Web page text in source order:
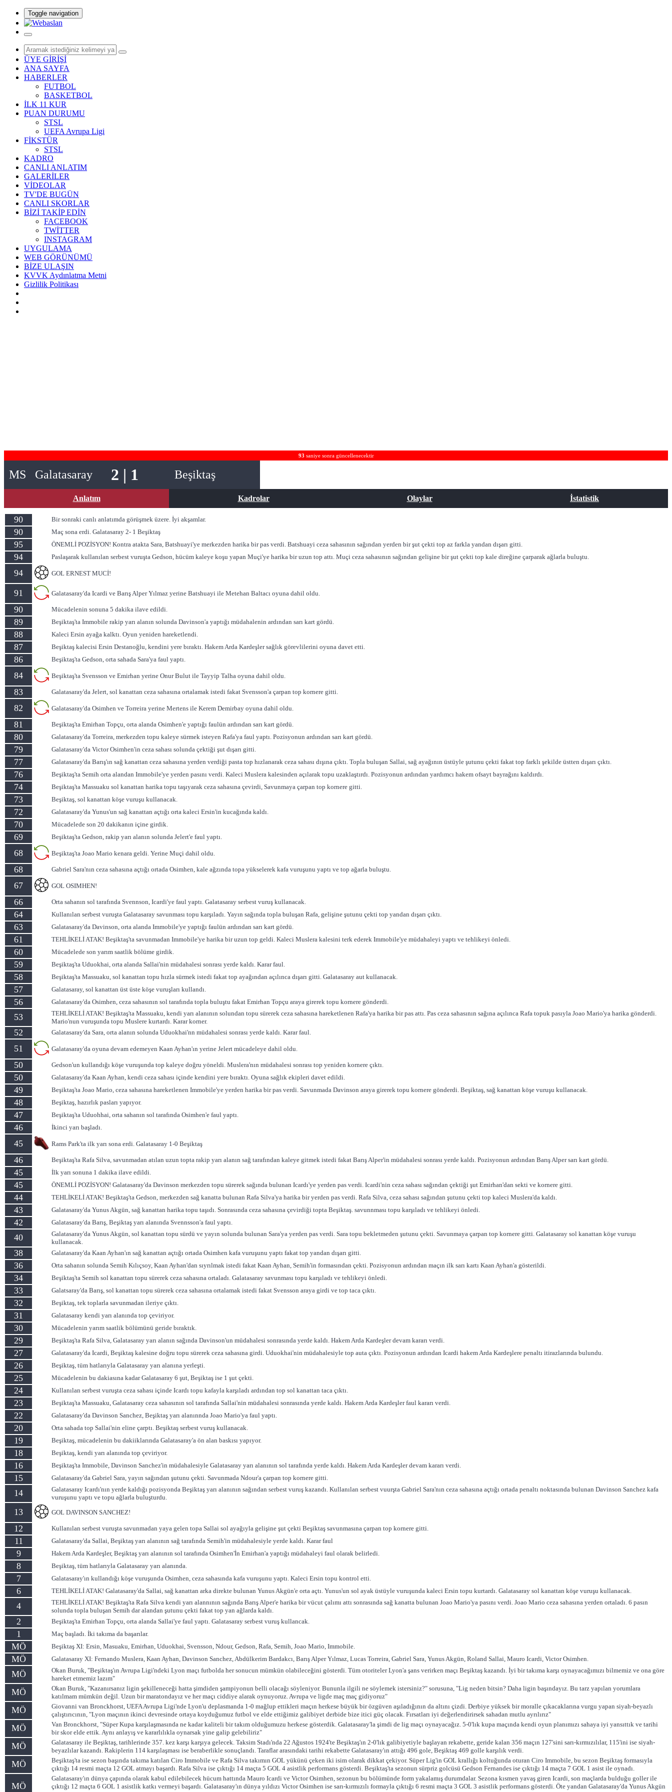
Toggle navigation
ÜYE GİRİŞİ
ANA SAYFA
HABERLER
FUTBOL
BASKETBOL
İLK 11 KUR
PUAN DURUMU
STSL
UEFA Avrupa Ligi
FİKSTÜR
STSL
KADRO
CANLI ANLATIM
GALERİLER
VİDEOLAR
TV'DE BUGÜN
CANLI SKORLAR
BİZİ TAKİP EDİN
FACEBOOK
TWİTTER
INSTAGRAM
UYGULAMA
WEB GÖRÜNÜMÜ
BİZE ULAŞIN
KVVK Aydınlatma Metni
Gizlilik Politikası
93 saniye sonra güncellenecektir
MS Galatasaray 2 | 1 Beşiktaş
Anlatım Kadrolar Olaylar İstatistik
90 Bir sonraki canlı anlatımda görüşmek üzere. İyi akşamlar.
90 Maç sona erdi. Galatasaray 2- 1 Beşiktaş
95 ÖNEMLİ POZİSYON! Kontra atakta Sara, Batshuayi'ye merkezden harika bir pas verdi. Batshuayi ceza sahasının sağından yerden bir şut çekti top az farkla yandan dışarı gitti.
94 Paslaşarak kullanılan serbest vuruşta Gedson, hücüm kaleye koşu yapan Muçi'ye harika bir uzun top attı. Muçi ceza sahasının sağından gelişine bir şut çekti top kale direğine çarparak ağlarla buluştu.
94 GOL ERNEST MUCİ!
91 Galatasaray'da Icardi ve Barış Alper Yılmaz yerine Batshuayi ile Metehan Baltacı oyuna dahil oldu.
90 Mücadelenin sonuna 5 dakika ilave edildi.
89 Beşiktaş'ta Immobile rakip yarı alanın solunda Davinson'a yaptığı müdahalenin ardından sarı kart gördü.
88 Kaleci Ersin ayağa kalktı. Oyun yeniden hareketlendi.
87 Beşiktaş kalecisi Ersin Destanoğlu, kendini yere bıraktı. Hakem Arda Kardeşler sağlık görevlilerini oyuna davet etti.
86 Beşiktaş'ta Gedson, orta sahada Sara'ya faul yaptı.
84 Beşiktaş'ta Svensson ve Emirhan yerine Onur Bulut ile Tayyip Talha oyuna dahil oldu.
83 Galatasaray'da Jelert, sol kanattan ceza sahasına ortalamak istedi fakat Svensson'a çarpan top kornere gitti.
82 Galatasaray'da Osimhen ve Torreira yerine Mertens ile Kerem Demirbay oyuna dahil oldu.
81 Beşiktaş'ta Emirhan Topçu, orta alanda Osimhen'e yaptığı faulün ardından sarı kart gördü.
80 Galatasaray'da Torreira, merkezden topu kaleye sürmek isteyen Rafa'ya faul yaptı. Pozisyonun ardından sarı kart gördü.
79 Galatasaray'da Victor Osimhen'in ceza sahası solunda çektiği şut dışarı gitti.
77 Galatasaray'da Barış'ın sağ kanattan ceza sahasına yerden verdiği pasta top hızlanarak ceza sahası dışına çıktı. Topla buluşan Sallai, sağ ayağının üstüyle şutunu çekti fakat top farklı şekilde üstten dışarı çıktı.
76 Beşiktaş'ta Semih orta alandan Immobile'ye yerden pasını verdi. Kaleci Muslera kalesinden açılarak topu uzaklaştırdı. Pozisyonun ardından yardımcı hakem ofsayt bayrağını kaldırdı.
74 Beşiktaş'ta Massuaku sol kanattan harika topu taşıyarak ceza sahasına çevirdi, Savunmaya çarpan top kornere gitti.
73 Beşiktaş, sol kanattan köşe vuruşu kullanacak.
72 Galatasaray'da Yunus'un sağ kanattan açtığı orta kaleci Ersin'in kucağında kaldı.
70 Mücadelede son 20 dakikanın içine girdik.
69 Beşiktaş'ta Gedson, rakip yarı alanın solunda Jelert'e faul yaptı.
68 Beşiktaş'ta Joao Mario kenara geldi. Yerine Muçi dahil oldu.
68 Gabriel Sara'nın ceza sahasına açtığı ortada Osimhen, kale ağzında topa yükselerek kafa vuruşunu yaptı ve top ağarla buluştu.
67 GOL OSIMHEN!
66 Orta sahanın sol tarafında Svennson, Icardi'ye faul yaptı. Galatasaray serbest vuruş kullanacak.
64 Kullanılan serbest vuruşta Galatasaray savunması topu karşıladı. Yayın sağında topla buluşan Rafa, gelişine şutunu çekti top yandan dışarı çıktı.
63 Galatasaray'da Davinson, orta alanda Immobile'ye yaptığı faulün ardından sarı kart gördü.
61 TEHLİKELİ ATAK! Beşiktaş'ta savunmadan Immobile'ye harika bir uzun top geldi. Kaleci Muslera kalesini terk ederek Immobile'ye müdahaleyi yaptı ve tehlikeyi önledi.
60 Mücadelede son yarım saatlik bölüme girdik.
59 Beşiktaş'ta Uduokhai, orta alanda Sallai'nin müdahalesi sonrası yerde kaldı. Karar faul.
58 Beşiktaş'ta Massuaku, sol kanattan topu hızla sürmek istedi fakat top ayağından açılınca dışarı gitti. Galatasaray aut kullanacak.
57 Galatasaray, sol kanattan üst üste köşe vuruşları kullandı.
56 Galatasaray'da Osimhen, ceza sahasının sol tarafında topla buluştu fakat Emirhan Topçu araya girerek topu kornere gönderdi.
53
TEHLİKELİ ATAK! Beşiktaş'ta Massuaku, kendi yarı alanının solundan topu sürerek ceza sahasına hareketlenen Rafa'ya harika bir pas attı. Pas ceza sahasının sağına açılınca Rafa topuk pasıyla Joao Mario'ya harika gönderdi.
Mario'nun vuruşunda topu Muslere kurtardı. Karar korner.
52 Galatasaray'da Sara, orta alanın solunda Uduokhai'nn müdahalesi sonrası yerde kaldı. Karar faul.
51 Galatasaray'da oyuna devam edemeyen Kaan Ayhan'ın yerine Jelert mücadeleye dahil oldu.
50 Gedson'un kullandığı köşe vuruşunda top kaleye doğru yöneldi. Muslera'nın müdahalesi sonrası top yeniden kornere çıktı.
50 Galatasaray'da Kaan Ayhan, kendi ceza sahası içinde kendini yere bıraktı. Oyuna sağlık ekipleri davet edildi.
49 Beşiktaş'ta Joao Mario, ceza sahasına hareketlenen Immobile'ye yerden harika bir pas verdi. Savunmada Davinson araya girerek topu kornere gönderdi. Beşiktaş, sağ kanattan köşe vuruşu kullanacak.
48 Beşiktaş, hazırlık pasları yapıyor.
47 Beşiktaş'ta Uduohhai, orta sahanın sol tarafında Osimhen'e faul yaptı.
46 İkinci yarı başladı.
45 Rams Park'ta ilk yarı sona erdi. Galatasaray 1-0 Beşiktaş
46 Beşiktaş'ta Rafa Silva, savunmadan atılan uzun topta rakip yarı alanın sağ tarafından kaleye gitmek istedi fakat Barış Alper'in müdahalesi sonrası yerde kaldı. Pozisyonun ardından Barış Alper sarı kart gördü.
45 İlk yarı sonuna 1 dakika ilave edildi.
45 ÖNEMLİ POZİSYON! Galatasaray'da Davinson merkezden topu sürerek sağında bulunan Icardı'ye yerden pas verdi. Icardi'nin ceza sahası sağından çektiği şut Emirhan'dan sekti ve kornere gitti.
44 TEHLİKELİ ATAK! Beşiktaş'ta Gedson, merkezden sağ kanatta bulunan Rafa Silva'ya harika bir yerden pas verdi. Rafa Silva, ceza sahası sağından şutunu çekti top kaleci Muslera'da kaldı.
43 Galatasaray'da Yunus Akgün, sağ kanattan harika topu taşıdı. Sonrasında ceza sahasına çevirdiği topta Beşiktaş. savunnması topu karşıladı ve tehlikeyi önledi.
42 Galatasaray'da Barış, Beşiktaş yarı alanında Svennsson'a faul yaptı.
40
Galatasaray'da Yunus Akgün, sol kanattan topu sürdü ve yayın solunda bulunan Sara'ya yerden pas verdi. Sara topu bekletmeden şutunu çekti. Savunmaya çarpan top kornere gitti. Galatasaray sol kanattan köşe vuruşu
kullanacak.
38 Galatasaray'da Kaan Ayhan'ın sağ kanattan açtığı ortada Osimhen kafa vuruşunu yaptı fakat top yandan dışarı gitti.
36 Orta sahanın solunda Semih Kılıçsoy, Kaan Ayhan'dan sıyrılmak istedi fakat Kaan Ayhan, Semih'in formasından çekti. Pozisyonun ardından maçın ilk sarı kartı Kaan Ayhan'a gösterildi.
34 Beşiktaş'ta Semih sol kanattan topu sürerek ceza sahasına ortaladı. Galatasaray savunması topu karşıladı ve tehlikeyi önledi.
33 Galatsaray'da Barış, sol kanattan topu sürerek ceza sahasına ortalamak istedi fakat Svensson araya girdi ve top taca çıktı.
32 Beşiktaş, tek toplarla savunmadan ileriye çıktı.
31 Galatasaray kendi yarı alanında top çeviriyor.
30 Mücadelenin yarım saatlik bölümünü geride bıraktık.
29 Beşiktaş'ta Rafa Silva, Galatasaray yarı alanın sağında Davinson'un müdahalesi sonrasında yerde kaldı. Hakem Arda Kardeşler devam kararı verdi.
27 Galatasaray'da Icardi, Beşiktaş kalesine doğru topu sürerek ceza sahasına girdi. Uduokhai'nin müdahalesiyle top auta çıktı. Pozisyonun ardından Icardi hakem Arda Kardeşlere penaltı itirazlarında bulundu.
26 Beşiktaş, tüm hatlarıyla Galatasaray yarı alanına yerleşti.
25 Mücadelenin bu dakiasına kadar Galatasaray 6 şut, Beşiktaş ise 1 şut çekti.
24 Kullanılan serbest vuruşta ceza sahası içinde Icardı topu kafayla karşıladı ardından top sol kanattan taca çıktı.
23 Beşiktaş'ta Massuaku, Galatasaray ceza sahasının sol tarafında Sallai'nin müdahalesi sonrasında yerde kaldı. Hakem Arda Kardeşler faul kararı verdi.
22 Galatasaray'da Davinson Sanchez, Beşiktaş yarı alanınnda Joao Mario'ya faul yaptı.
20 Orta sahada top Sallai'nin eline çarptı. Beşiktaş serbest vuruş kullanacak.
19 Beşiktaş, mücadelenin bu dakiiklarında Galatasaray'a ön alan baskısı yapıyor.
18 Beşiktaş, kendi yarı alanında top çeviriyor.
16 Beşiktaş'ta Immobile, Davinson Sanchez'in müdahalesiyle Galatasaray yarı alanının sol tarafında yerde kaldı. Hakem Arda Kardeşler devam kararı verdi.
15 Galatasaray'da Gabriel Sara, yayın sağından şutunu çekti. Savunmada Ndour'a çarpan top kornere gitti.
14
Galatasaray Icardı'nın yerde kaldığı pozisyonda Beşiktaş yarı alanının sağından serbest vuruş kazandı. Kullanılan serbest vuurşta Gabriel Sara'nın ceza sahasına açtığı ortada penaltı noktasında bulunan Davinson Sanchez kafa
vuruşunu yaptı ve topu ağlarla buluşturdu.
13 GOL DAVINSON SANCHEZ!
12 Kullanılan serbest vuruşta savunmadan yaya gelen topa Sallai sol ayağıyla gelişine şut çekti Beşiktaş savunmasına çarpan top kornere gitti.
11 Galatasaray'da Sallai, Beşiktaş yarı alanının sağ tarafında Semih'in müdahalesiyle yerde kaldı. Karar faul
9 Hakem Arda Kardeşler, Beşiktaş yarı alanının sol tarafında Osimhen'İn Emirhan'a yaptığı müdahaleyi faul olarak belirledi.
8 Beşiktaş, tüm hatlarıyla Galatasaray yarı alanında.
7 Galatasaray'ın kullandığı köşe vuruşunda Osimhen, ceza sahasında kafa vuruşunu yaptı. Kaleci Ersin topu kontrol etti.
6 TEHLİKELİ ATAK! Galatasaray'da Sallai, sağ kanattan arka direkte bulunan Yunus Akgün'e orta açtı. Yunus'un sol ayak üstüyle vuruşunda kaleci Ersin topu kurtardı. Galatasaray sol kanattan köşe vuruşu kullanacak.
4
TEHLİKELİ ATAK! Beşiktaş'ta Rafa Silva kendi yarı alannının sağında Barış Alper'e harika bir vücut çalımı attı sonrasında sağ kanatta bulunan Joao Mario'ya pasını verdi. Joao Mario ceza sahasına yerden ortaladı. 6 pasın
solunda topla buluşan Semih dar alandan şutunu çekti fakat top yan ağlarda kaldı.
2 Beşiktaş'ta Emirhan Topçu, orta alanda Sallai'ye faul yaptı. Galatasaray serbest vuruş kullancak.
1 Maç başladı. İki takıma da başarılar.
MÖ Beşiktaş XI: Ersin, Masuaku, Emirhan, Uduokhai, Svensson, Ndour, Gedson, Rafa, Semih, Joao Mario, Immobile.
MÖ Galatasaray XI: Fernando Muslera, Kaan Ayhan, Davinson Sanchez, Abdülkerim Bardakcı, Barış Alper Yılmaz, Lucas Torreira, Gabriel Sara, Yunus Akgün, Roland Sallai, Mauro Icardi, Victor Osimhen.
MÖ
Okan Buruk, "Beşiktaş'ın Avrupa Ligi'ndeki Lyon maçı futbolda her sonucun mümkün olabileceğini gösterdi. Tüm otoriteler Lyon'a şans verirken maçı Beşiktaş kazandı. İyi bir takıma karşı oynayacağımızı bilmemiz ve ona göre
hareket etmemiz lazım"
MÖ
Okan Buruk, "Kazanırsanız ligin şekilleneceği hatta şimdiden şampiyonun belli olacağı söyleniyor. Bununla ilgili ne söylemek istersiniz?" sorusuna, "Lig neden bitsin? Daha ligin başındayız. Bu tarz yapılan yorumlara
katılmam mümkün değil. Uzun bir maratondayız ve her maçı ciddiye alarak oynuyoruz. Avrupa ve ligde maç maç gidiyoruz"
MÖ
Giovanni van Bronckhorst, UEFA Avrupa Ligi'nde Lyon'u deplasmanda 1-0 mağlup ettikleri maçın herkese büyük bir özgüven aşıladığının da altını çizdi. Derbiye yüksek bir moralle çıkacaklarına vurgu yapan siyah-beyazlı
çalıştırıcının, "Lyon maçının ikinci devresinde ortaya koyduğumuz futbol ve elde ettiğimiz galibiyet derbide bize itici güç olacak. Fırsatları iyi değerlendirirsek sahadan mutlu ayrılırız"
MÖ
Van Bronckhorst, "Süper Kupa karşılaşmasında ne kadar kaliteli bir takım olduğumuzu herkese gösterdik. Galatasaray'la şimdi de lig maçı oynayacağız. 5-0'lık kupa maçında kendi oyun planımızı sahaya iyi yansıttık ve tarihi
bir skor elde ettik. Aynı anlayış ve kararlılıkla oynarsak yine galip gelebiliriz"
MÖ
Galatasaray ile Beşiktaş, tarihlerinde 357. kez karşı karşıya gelecek. Taksim Stadı'nda 22 Ağustos 1924'te Beşiktaş'ın 2-0'lık galibiyetiyle başlayan rekabette, geride kalan 356 maçın 127'sini sarı-kırmızılılar, 115'ini ise siyah-
beyazlılar kazandı. Rakiplerin 114 karşılaşması ise beraberlikle sonuçlandı. Taraflar arasındaki tarihi rekabette Galatasaray'ın attığı 496 gole, Beşiktaş 469 golle karşılık verdi.
MÖ
Beşiktaş'ta ise sezon başında takıma katılan Ciro Immobile ve Rafa Silva takımın GOL yükünü çeken iki isim olarak dikkat çekiyor. Süper Lig'in GOL krallığı koltuğunda oturan Ciro Immobile, bu sezon Beşiktaş formasıyla
çıktığı 14 resmi maçta 12 GOL atmayı başardı. Rafa Silva ise çıktığı 14 maçta 5 GOL 4 asistlik performans gösterdi. Beşiktaş'ta sezonun sürpriz golcüsü Gedson Fernandes ise çıktığı 14 maçta 7 GOL 1 asist ile oynadı.
MÖ
Galatasaray'ın dünya çapında olarak kabul edilebilecek hücum hattında Mauro Icardi ve Victor Osimhen, sezonun bu bölümünde form yakalamış durumdalar. Sezona kısmen yavaş giren Icardi, son maçlarda bulduğu goller ile
çıktığı 12 maçta 6 GOL 1 asistlik katkı vermeyi başardı. Galatasaray'ın dünya yıldızı Victor Osimhen ise sarı-kırmızılı formayla çıktığı 6 resmi maçta 3 GOL 3 asistlik performans gösterdi. Öte yandan Galatasaray'da Yunus Akgün